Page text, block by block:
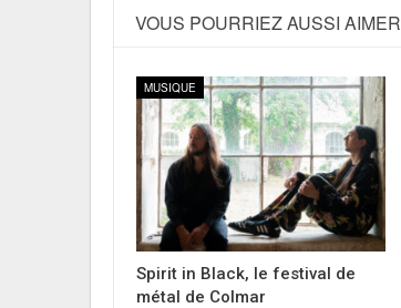
VOUS POURRIEZ AUSSI AIMER
MUSIQUE
Spirit in Black, le festival de
métal de Colmar